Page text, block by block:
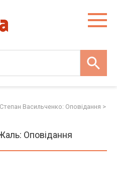
Степан Васильченко: Оповідання >
Оповідання